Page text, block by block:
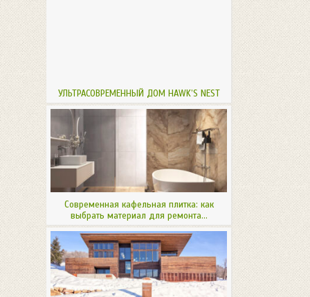
УЛЬТРАСОВРЕМЕННЫЙ ДОМ HAWK’S NEST
Современная кафельная плитка: как
выбрать материал для ремонта...